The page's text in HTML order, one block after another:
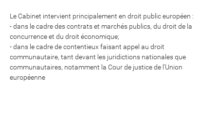
Le Cabinet intervient principalement en droit public européen :
- dans le cadre des contrats et marchés publics, du droit de la
concurrence et du droit économique;
- dans le cadre de contentieux faisant appel au droit
communautaire, tant devant les juridictions nationales que
communautaires, notamment la Cour de justice de l’Union
européenne